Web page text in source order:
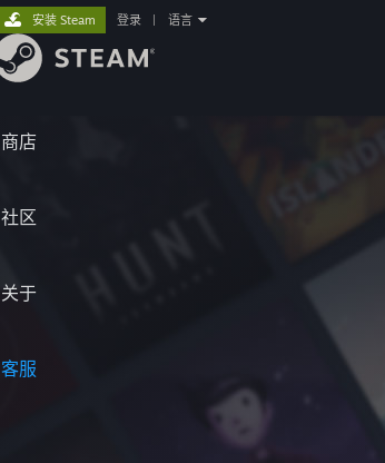
商店
社区
关于
客服
安装 Steam 登录 语言